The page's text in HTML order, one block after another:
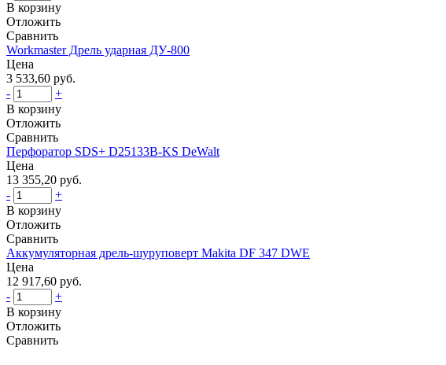
В корзину
Отложить
Сравнить
Workmaster Дрель ударная ДУ-800
Цена
3 533,60 руб.
-
+
В корзину
Отложить
Сравнить
Перфоратор SDS+ D25133B-KS DeWalt
Цена
13 355,20 руб.
-
+
В корзину
Отложить
Сравнить
Аккумуляторная дрель-шуруповерт Makita DF 347 DWE
Цена
12 917,60 руб.
-
+
В корзину
Отложить
Сравнить